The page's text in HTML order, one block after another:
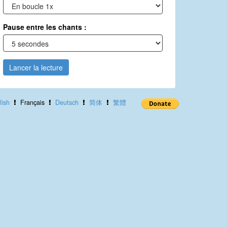
Pause entre les chants :
Lancer la lecture
Français Deutsch 简体 繁體